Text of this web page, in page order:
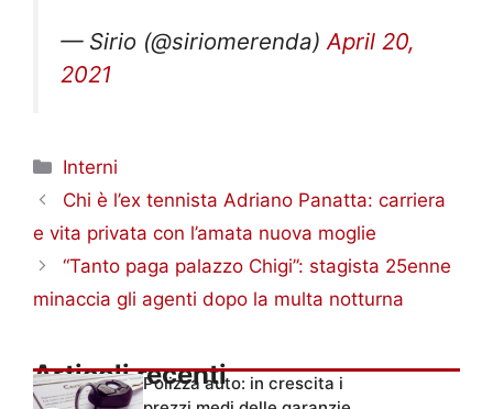
— Sirio (@siriomerenda) April 20,
2021
Interni
Chi è l’ex tennista Adriano Panatta: carriera
e vita privata con l’amata nuova moglie
“Tanto paga palazzo Chigi”: stagista 25enne
minaccia gli agenti dopo la multa notturna
Articoli recentiPolizza auto: in crescita i
prezzi medi delle garanzie